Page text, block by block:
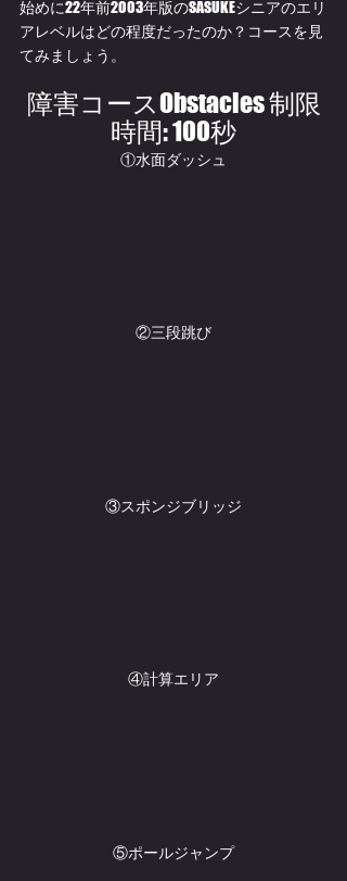
始めに22年前2003年版のSASUKEシニアのエリ
アレベルはどの程度だったのか？コースを見
てみましょう。
障害コースObstacles 制限
時間: 100秒
①水面ダッシュ
②三段跳び​
③スポンジブリッジ
④計算エリア
⑤ポールジャンプ